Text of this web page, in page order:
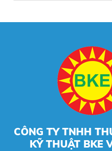
CÔNG TY TNHH
KỸ THUẬT BKE